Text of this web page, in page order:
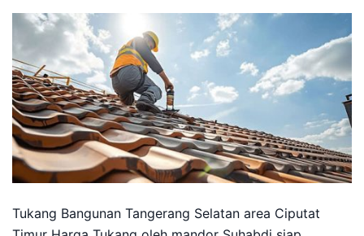
Tukang Bangunan Tangerang Selatan area Ciputat